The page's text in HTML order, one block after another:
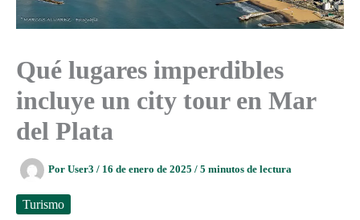
Qué lugares imperdibles
incluye un city tour en Mar
del Plata
Por User3 / 16 de enero de 2025 / 5 minutos de lectura
Turismo